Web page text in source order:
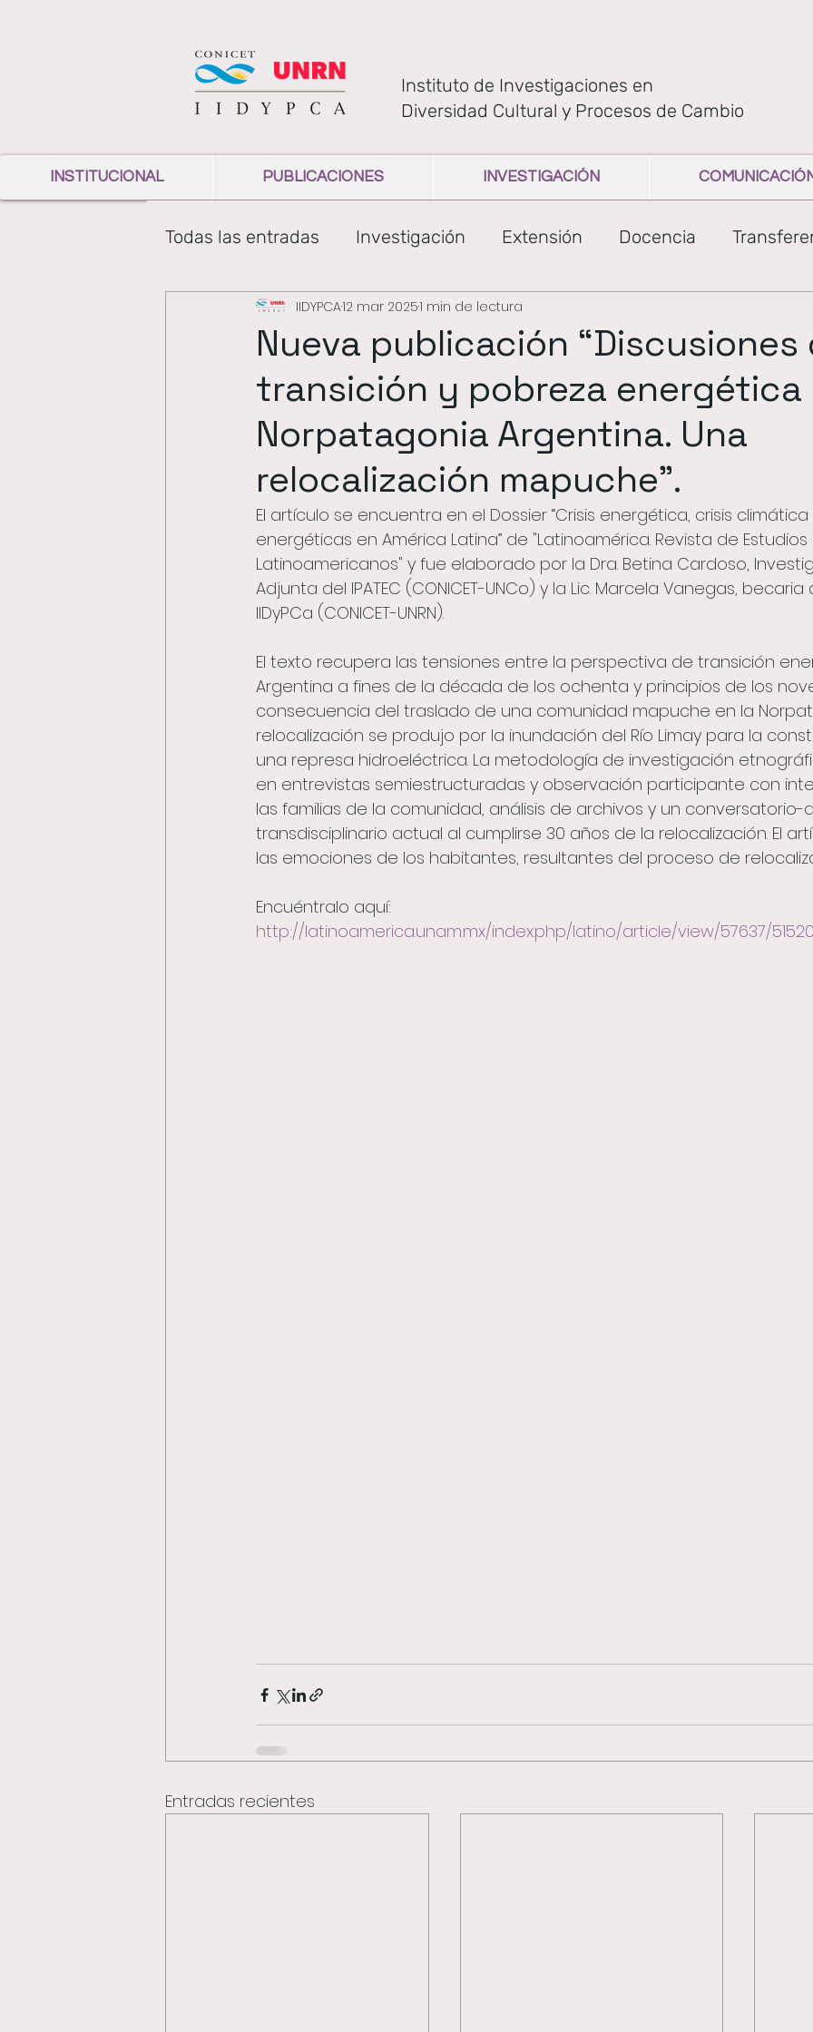
Instituto de Investigaciones en
Diversidad Cultural y Procesos de Cambio
INSTITUCIONAL PUBLICACIONES INVESTIGACIÓN
Todas las entradas Investigación Extensión Docencia
Institucional diversidad GEMAS
Comunicación de la ciencia Libros IIDYPCA charlas
arqueología arte y ciencia capacitaciones cartografía
escalada 2 vinculación
Nueva publicación “Discusiones
transición y pobreza energética
Norpatagonia Argentina. Una
relocalización mapuche”.
IIDYPCA12 mar 20251 min de lectura
El artículo se encuentra en el Dossier “Crisis energética, crisis
energéticas en América Latina” de "Latinoamérica. Revista de Estudios
Latinoamericanos" y fue elaborado por la Dra. Betina Cardoso,
Adjunta del IPATEC (CONICET-UNCo) y la Lic. Marcela Vanegas,
IIDyPCa (CONICET-UNRN).
El texto recupera las tensiones entre la perspectiva de transición
Argentina a fines de la década de los ochenta y principios de los
consecuencia del traslado de una comunidad mapuche en la
relocalización se produjo por la inundación del Río Limay para la
una represa hidroeléctrica. La metodología de investigación
en entrevistas semiestructuradas y observación participante con
las familias de la comunidad, análisis de archivos y un
transdisciplinario actual al cumplirse 30 años de la relocalización. El
las emociones de los habitantes, resultantes del proceso de
Encuéntralo aquí:
http://latinoamerica.unam.mx/index.php/latino/article/view/57637/51520
Entradas recientes